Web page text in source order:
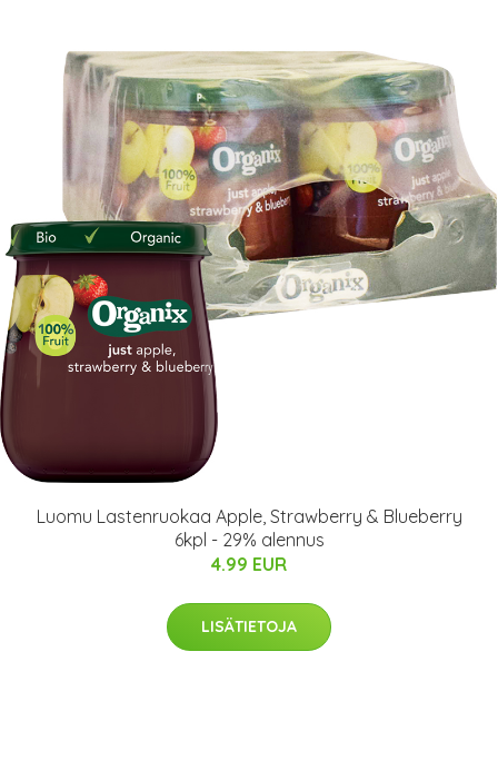
Luomu Lastenruokaa Apple, Strawberry & Blueberry
6kpl - 29% alennus
4.99 EUR
LISÄTIETOJA